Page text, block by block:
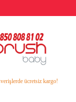
ücretsiz kargo!